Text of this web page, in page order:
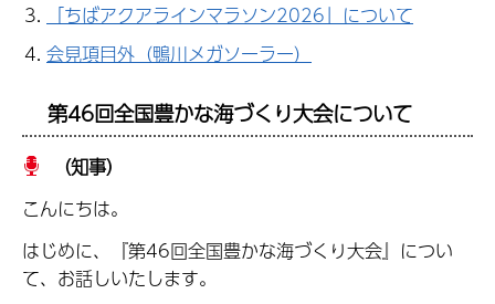
「ちばアクアラインマラソン2026」について
会見項目外（鴨川メガソーラー）
第46回全国豊かな海づくり大会について
（知事）
こんにちは。
はじめに、『第46回全国豊かな海づくり大会』につい
て、お話しいたします。